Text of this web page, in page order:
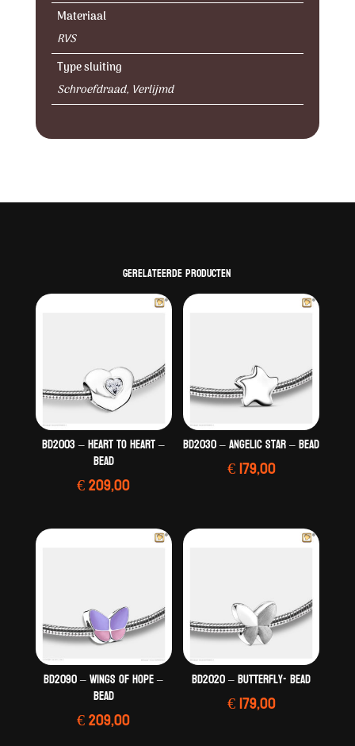
Materiaal
RVS
Type sluiting
Schroefdraad, Verlijmd
Gerelateerde producten
BD2003 – Heart To Heart –
Bead
€209,00
BD2030 – Angelic Star – Bead
€179,00
BD2090 – Wings Of Hope –
Bead
€209,00
BD2020 – Butterfly- Bead
€179,00